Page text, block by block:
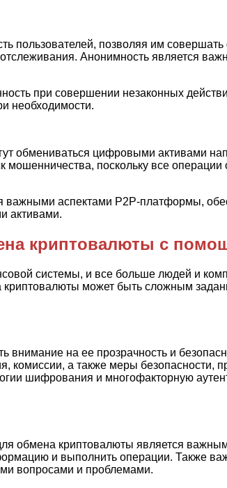
позволяя им совершать
Анонимность является
при совершении незаконных
необходимости.
обмениваться цифровыми активами
мошенничества, поскольку все
важными аспектами P2P-платформы,
активами.
криптовалюты с
системы, и все больше людей и
может быть сложным
на ее прозрачность и
комиссии, а также меры безопасности,
шифрования и многофакторную
обмена криптовалюты является
и выполнить операции. Также
вопросами и проблемами.